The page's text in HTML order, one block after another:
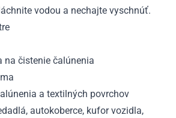
vodou a nechajte vyschnúť.
na čistenie čalúnenia
a textilných povrchov
autokoberce, kufor vozidla,